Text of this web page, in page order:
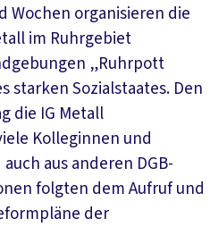
Wochen organisieren die
im Ruhrgebiet
„Ruhrpott
starken Sozialstaates. Den
die IG Metall
Kolleginnen und
aus anderen DGB-
folgten dem Aufruf und
der